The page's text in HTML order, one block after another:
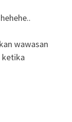
hehehe..
wawasan
ketika